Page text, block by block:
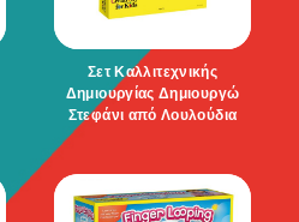
Σετ Καλλιτεχνικής
Δημιουργίας Δημιουργώ
Στεφάνι από Λουλούδια